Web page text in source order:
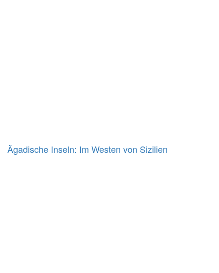
Ägadische Inseln: Im Westen von Sizilien